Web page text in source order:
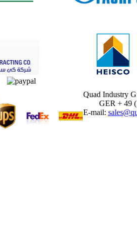
Quad Industry
GER + 49
E-mail: